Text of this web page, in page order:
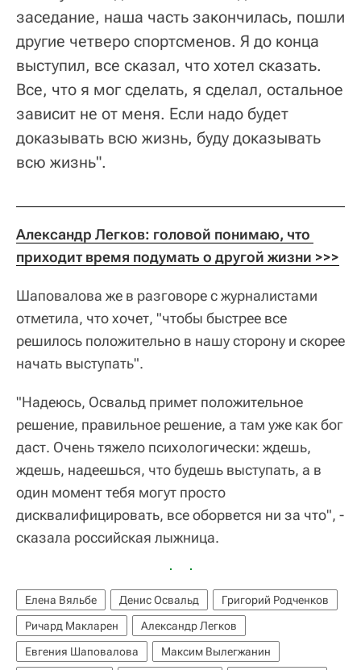
заседание, наша часть закончилась, пошли
другие четверо спортсменов. Я до конца
выступил, все сказал, что хотел сказать.
Все, что я мог сделать, я сделал, остальное
зависит не от меня. Если надо будет
доказывать всю жизнь, буду доказывать
всю жизнь".
Александр Легков: головой понимаю, что
приходит время подумать о другой жизни >>>
Шаповалова же в разговоре с журналистами
отметила, что хочет, "чтобы быстрее все
решилось положительно в нашу сторону и скорее
начать выступать".
"Надеюсь, Освальд примет положительное
решение, правильное решение, а там уже как бог
даст. Очень тяжело психологически: ждешь,
ждешь, надеешься, что будешь выступать, а в
один момент тебя могут просто
дисквалифицировать, все оборвется ни за что", -
сказала российская лыжница.
Елена Вяльбе Денис Освальд
Григорий Родченков
Ричард Макларен
Александр Легков
Евгения Шаповалова
Максим Вылегжанин